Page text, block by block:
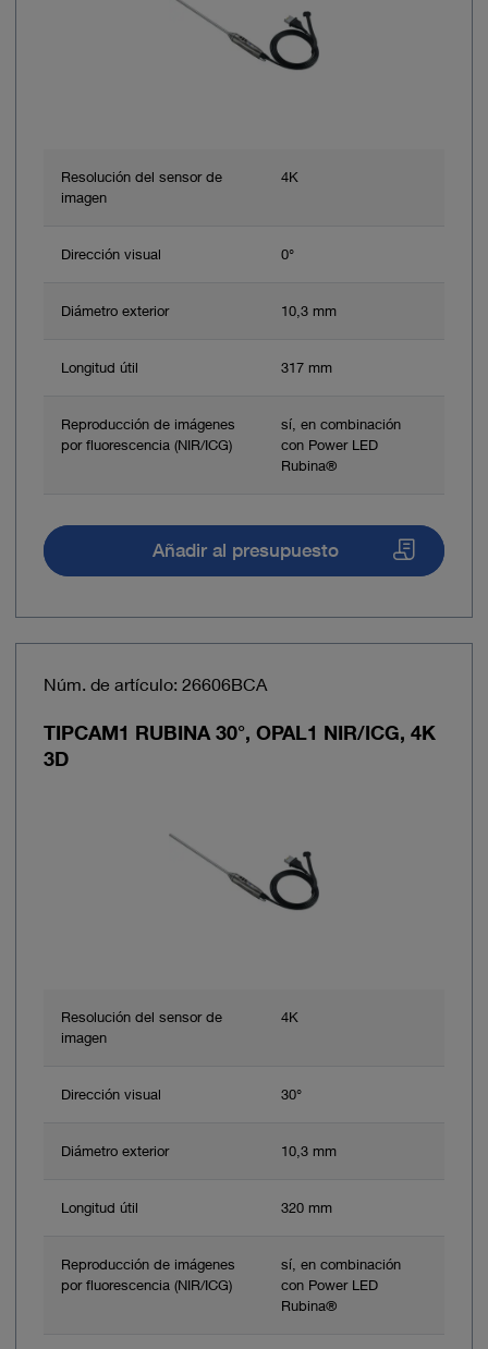
Resolución del sensor de
imagen
4K
Dirección visual 0°
Diámetro exterior 10,3 mm
Longitud útil 317 mm
Reproducción de imágenes
por fluorescencia (NIR/ICG)
sí, en combinación
con Power LED
Rubina®
Añadir al presupuesto
Núm. de artículo: 26606BCA
TIPCAM1 RUBINA 30°, OPAL1 NIR/ICG, 4K
3D
Resolución del sensor de
imagen
4K
Dirección visual 30°
Diámetro exterior 10,3 mm
Longitud útil 320 mm
Reproducción de imágenes
por fluorescencia (NIR/ICG)
sí, en combinación
con Power LED
Rubina®